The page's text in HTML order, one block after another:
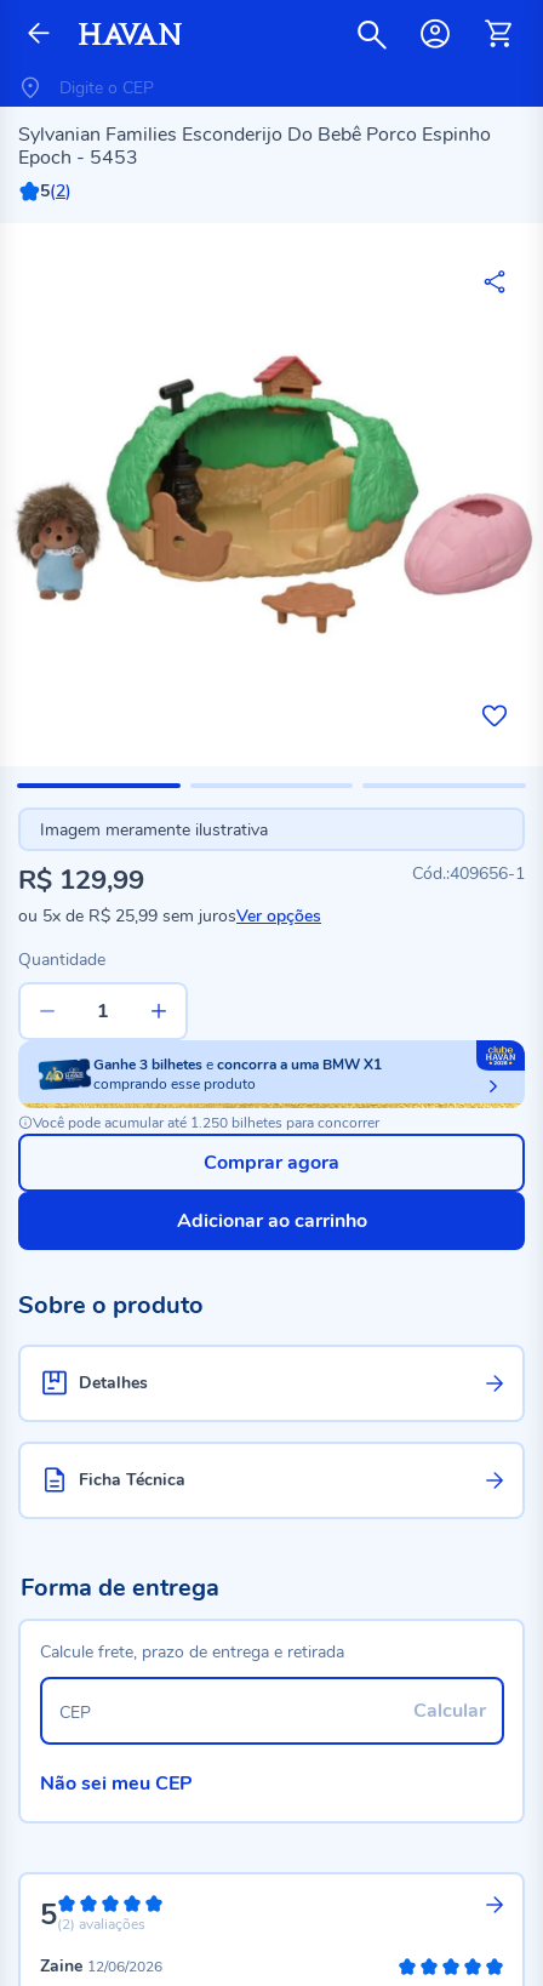
Sylvanian Families Esconderijo Do Bebê Porco Espinho
Epoch - 5453
5(2)
Imagem meramente ilustrativa
409656-1
R$ 129,99
ou 5x de R$ 25,99 sem jurosVer opções
Quantidade
Ganhe3bilheteseconcorra a uma BMW X1
comprando esse produto
Você pode acumular até 1.250 bilhetes para concorrer
Adicionar ao carrinho
Comprar agora
Sobre o produto
Detalhes
Ficha Técnica
5100%
(2) avaliações
Zaine 12/06/2026
Forma de entrega
Calcule frete, prazo de entrega e retirada
Calcular
CEP
Não sei meu CEP